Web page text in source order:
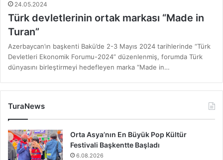
24.05.2024
Türk devletlerinin ortak markası “Made in
Turan”
Azerbaycan’ın başkenti Bakü’de 2-3 Mayıs 2024 tarihlerinde “Türk
Devletleri Ekonomik Forumu-2024” düzenlenmiş, forumda Türk
dünyasını birleştirmeyi hedefleyen marka “Made in…
TuraNews
Orta Asya’nın En Büyük Pop Kültür
Festivali Başkentte Başladı
6.08.2026